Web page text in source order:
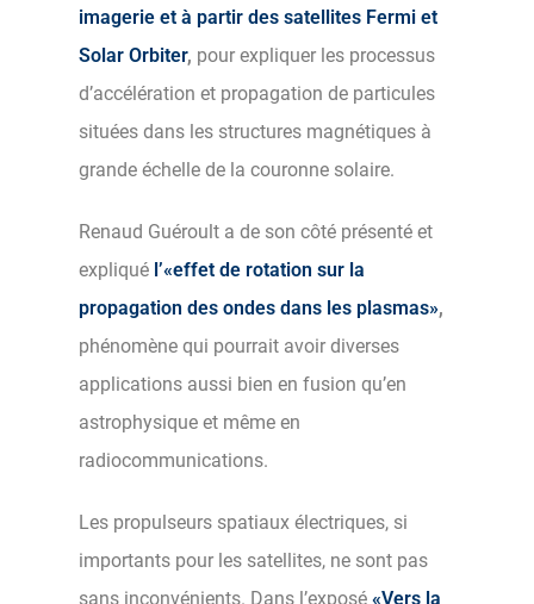
imagerie et à partir des satellites Fermi et
Solar Orbiter, pour expliquer les processus
d’accélération et propagation de particules
situées dans les structures magnétiques à
grande échelle de la couronne solaire.
Renaud Guéroult a de son côté présenté et
expliqué l’«effet de rotation sur la
propagation des ondes dans les plasmas»,
phénomène qui pourrait avoir diverses
applications aussi bien en fusion qu’en
astrophysique et même en
radiocommunications.
Les propulseurs spatiaux électriques, si
importants pour les satellites, ne sont pas
sans inconvénients. Dans l’exposé «Vers la